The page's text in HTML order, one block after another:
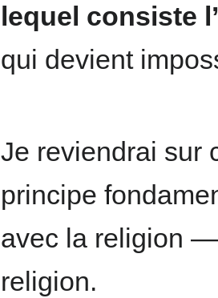
lequel consiste
qui devient
Je reviendrai sur
principe
avec la religion —
religion.